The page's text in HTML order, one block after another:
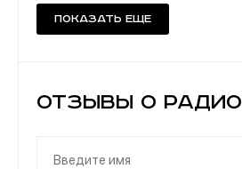
Показать еще
Отзывы о Радио